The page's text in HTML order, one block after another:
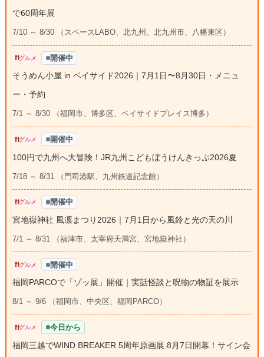
で60周年展
7/10 ～ 8/30 （スペースLABO、北九州、北九州市、八幡東区）
グルメ 開催中
そうめん小屋 in ベイサイド2026｜7月1日〜8月30日・メニュ
ー・予約
7/1 ～ 8/30 （福岡市、博多区、ベイサイドプレイス博多）
グルメ 開催中
100円で九州へ大冒険！JR九州こどもぼうけんきっぷ2026夏
7/18 ～ 8/31 （門司港駅、九州鉄道記念館）
グルメ 開催中
宮地嶽神社 風凛まつり2026｜7月1日から風鈴と光の天の川
7/1 ～ 8/31 （福津市、太宰府天満宮、宮地嶽神社）
グルメ 開催中
福岡PARCOで「ゾッ展」開催｜実話怪談と呪物の物証を展示
8/1 ～ 9/6 （福岡市、中央区、福岡PARCO）
グルメ 今日から
福岡三越でWIND BREAKER 5周年原画展 8月7日開幕！サイン会